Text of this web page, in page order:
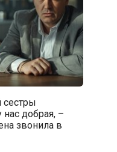
сестры
добрая, –
звонила в